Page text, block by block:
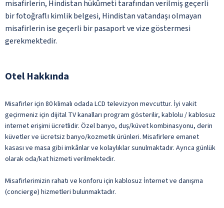
misafirlerin, Hindistan hükûmeti tarafından verilmiş geçerli
bir fotoğraflı kimlik belgesi, Hindistan vatandaşı olmayan
misafirlerin ise geçerli bir pasaport ve vize göstermesi
gerekmektedir.
Otel Hakkında
Misafirler için 80 klimalı odada LCD televizyon mevcuttur. İyi vakit
geçirmeniz için dijital TV kanalları program gösterilir, kablolu / kablosuz
internet erişimi ücretlidir. Özel banyo, duş/küvet kombinasyonu, derin
küvetler ve ücretsiz banyo/kozmetik ürünleri. Misafirlere emanet
kasası ve masa gibi imkânlar ve kolaylıklar sunulmaktadır. Ayrıca günlük
olarak oda/kat hizmeti verilmektedir.
Misafirlerimizin rahatı ve konforu için kablosuz İnternet ve danışma
(concierge) hizmetleri bulunmaktadır.